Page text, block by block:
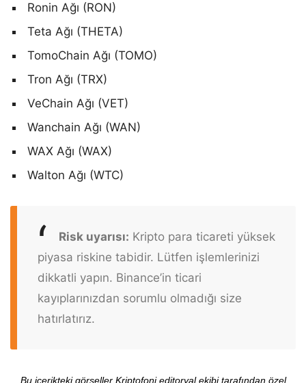
Ronin Ağı (RON)
Teta Ağı (THETA)
TomoChain Ağı (TOMO)
Tron Ağı (TRX)
VeChain Ağı (VET)
Wanchain Ağı (WAN)
WAX Ağı (WAX)
Walton Ağı (WTC)
Risk uyarısı: Kripto para ticareti yüksek
piyasa riskine tabidir. Lütfen işlemlerinizi
dikkatli yapın. Binance’in ticari
kayıplarınızdan sorumlu olmadığı size
hatırlatırız.
Bu içerikteki görseller Kriptofoni editoryal ekibi tarafından özel